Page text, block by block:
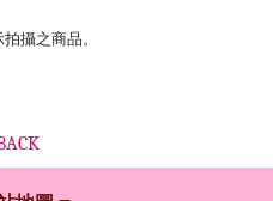
攝之商品。